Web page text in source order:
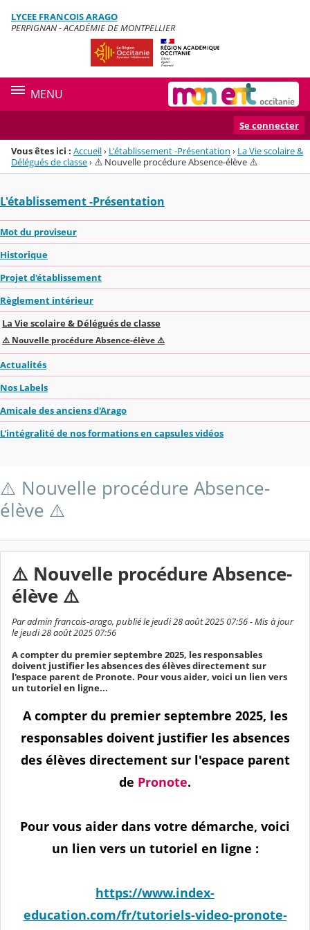
Menu de la rubrique
Contenu
LYCEE FRANCOIS ARAGO
PERPIGNAN - ACADÉMIE DE MONTPELLIER
MENU
Se connecter
Vous êtes ici : Accueil› L'établissement -Présentation › La Vie scolaire &
Délégués de classe› ⚠️ Nouvelle procédure Absence-élève ⚠️
L'établissement -Présentation
Mot du proviseur
Historique
Projet d'établissement
Règlement intérieur
La Vie scolaire & Délégués de classe
⚠️ Nouvelle procédure Absence-élève ⚠️
Actualités
Nos Labels
Amicale des anciens d'Arago
L'intégralité de nos formations en capsules vidéos
⚠️ Nouvelle procédure Absence-
élève ⚠️
⚠️ Nouvelle procédure Absence-
élève ⚠️
Par admin francois-arago, publié le jeudi 28 août 2025 07:56 - Mis à jour
le jeudi 28 août 2025 07:56
A compter du premier septembre 2025, les responsables
doivent justifier les absences des élèves directement sur
l'espace parent de Pronote. Pour vous aider, voici un lien vers
un tutoriel en ligne...
A compter du premier septembre 2025, les
responsables doivent justifier les absences
des élèves directement sur l'espace parent
de Pronote.
Pour vous aider dans votre démarche, voici
un lien vers un tutoriel en ligne :
https://www.index-
education.com/fr/tutoriels-video-pronote-